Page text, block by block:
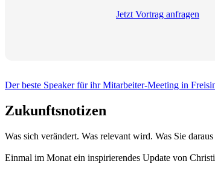
Jetzt Vortrag anfragen
Der beste Speaker für ihr Mitarbeiter-Meeting in
Zukunftsnotizen
Was sich verändert. Was relevant wird. Was Sie
Einmal im Monat ein inspirierendes Update von